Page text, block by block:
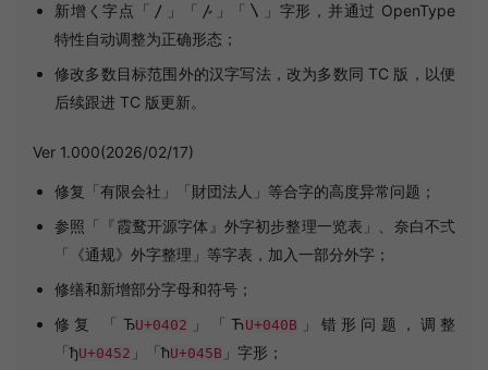
新增く字点「〳」「〴」「〵」字形，并通过 OpenType
特性自动调整为正确形态；
修改多数目标范围外的汉字写法，改为多数同 TC 版，以便
后续跟进 TC 版更新。
Ver 1.000(2026/02/17)
修复「有限会社」「財団法人」等合字的高度异常问题；
参照「『霞鹜开源字体』外字初步整理一览表」、奈白不弍
「《通规》外字整理」等字表，加入一部分外字；
修缮和新增部分字母和符号；
修复 「ЂU+0402 」「Ћ U+040B
」错形问题，调整
「ђU+0452 」「ћU+045B 」字形；